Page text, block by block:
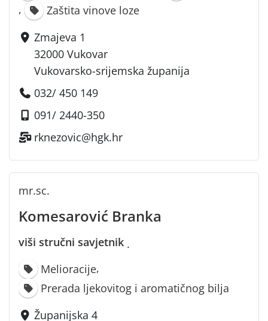
,
Zaštita vinove loze
Zmajeva 1
32000 Vukovar
Vukovarsko-srijemska županija
032/ 450 149
091/ 2440-350
rknezovic@hgk.hr
mr.sc.
Komesarović Branka
viši stručni savjetnik ·
Melioracije,
Prerada ljekovitog i aromatičnog bilja
Županijska 4